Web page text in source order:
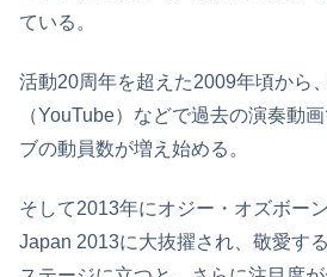
ている。
活動20周年を超えた2009年頃から
（YouTube）などで過去の演奏動
ブの動員数が増え始める。
そして2013年にオジー・オズボー
Japan 2013に大抜擢され、敬愛す